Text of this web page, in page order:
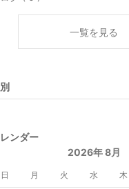
一覧を見る
ンダー
2026年 8月
日 月 火 水 木